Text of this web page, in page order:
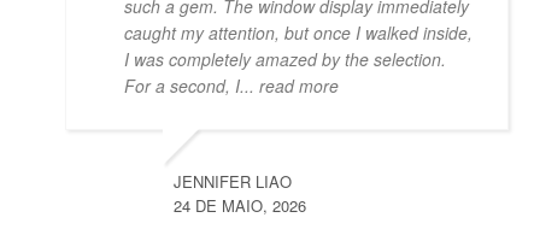
such a gem. The window display immediately
caught my attention, but once I walked inside,
I was completely amazed by the selection.
For a second, I... read more
JENNIFER LIAO
24 DE MAIO, 2026